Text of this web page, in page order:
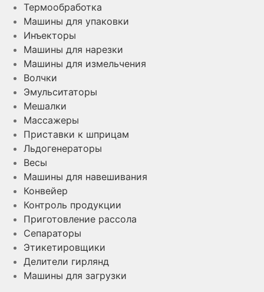
Термообработка
Машины для упаковки
Инъекторы
Машины для нарезки
Машины для измельчения
Волчки
Эмульситаторы
Мешалки
Массажеры
Приставки к шприцам
Льдогенераторы
Весы
Машины для навешивания
Конвейер
Контроль продукции
Приготовление рассола
Сепараторы
Этикетировщики
Делители гирлянд
Машины для загрузки